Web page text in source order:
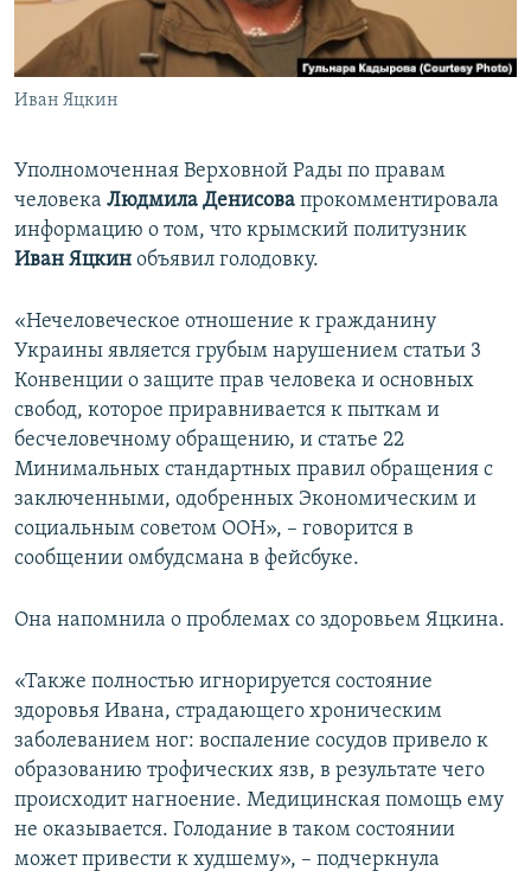
ПОБЕДИТЕЛЕЙ НЕ СУДЯТ?
КРЫМ.НЕПОКОРЕННЫЙ
ELIFBE
ПРИСОЕДИНЯЙТЕСЬ!
Все сайты RFE/RL
Иван Яцкин
Уполномоченная Верховной Рады по правам
человека Людмила Денисова прокомментировала
информацию о том, что крымский политузник
Иван Яцкин объявил голодовку.
«Нечеловеческое отношение к гражданину
Украины является грубым нарушением статьи 3
Конвенции о защите прав человека и основных
свобод, которое приравнивается к пыткам и
бесчеловечному обращению, и статье 22
Минимальных стандартных правил обращения с
заключенными, одобренных Экономическим и
социальным советом ООН», – говорится в
сообщении омбудсмана в фейсбуке.
Она напомнила о проблемах со здоровьем Яцкина.
«Также полностью игнорируется состояние
здоровья Ивана, страдающего хроническим
заболеванием ног: воспаление сосудов привело к
образованию трофических язв, в результате чего
происходит нагноение. Медицинская помощь ему
не оказывается. Голодание в таком состоянии
может привести к худшему», – подчеркнула